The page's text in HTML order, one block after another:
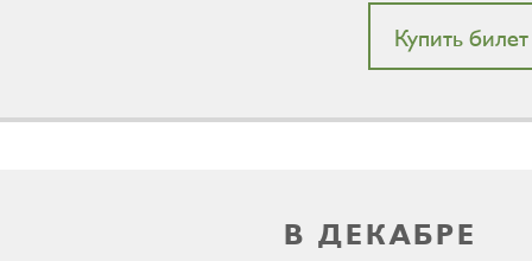
Купить билет
В ДЕКАБРЕ